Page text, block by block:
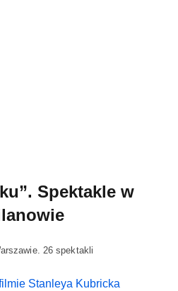
Spektakle w
26 spektakli